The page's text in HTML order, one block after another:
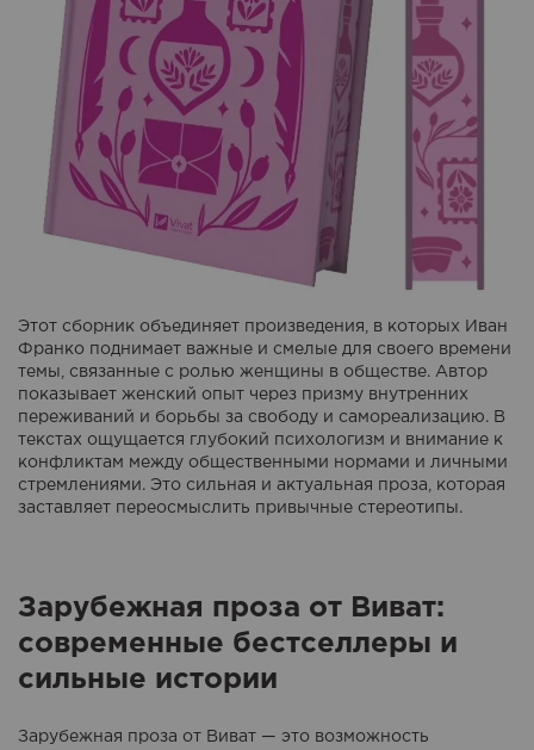
Этот сборник объединяет произведения, в которых Иван
Франко поднимает важные и смелые для своего времени
темы, связанные с ролью женщины в обществе. Автор
показывает женский опыт через призму внутренних
переживаний и борьбы за свободу и самореализацию. В
текстах ощущается глубокий психологизм и внимание к
конфликтам между общественными нормами и личными
стремлениями. Это сильная и актуальная проза, которая
заставляет переосмыслить привычные стереотипы.
Зарубежная проза от Виват:
современные бестселлеры и
сильные истории
Зарубежная проза от Виват — это возможность